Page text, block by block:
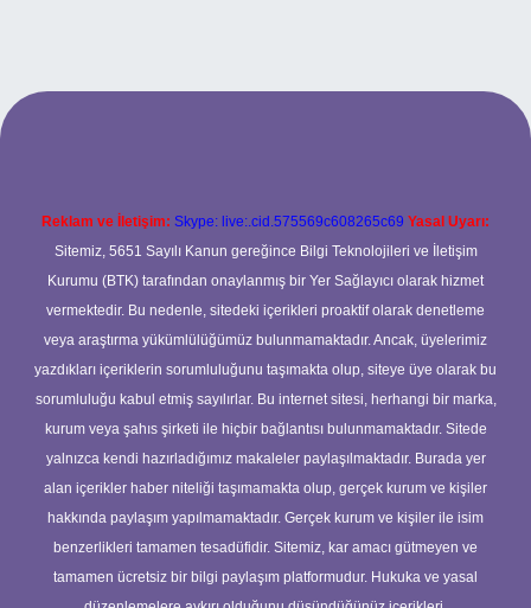
Reklam ve İletişim: Skype: live:.cid.575569c608265c69 Yasal Uyarı:
Sitemiz, 5651 Sayılı Kanun gereğince Bilgi Teknolojileri ve İletişim
Kurumu (BTK) tarafından onaylanmış bir Yer Sağlayıcı olarak hizmet
vermektedir. Bu nedenle, sitedeki içerikleri proaktif olarak denetleme
veya araştırma yükümlülüğümüz bulunmamaktadır. Ancak, üyelerimiz
yazdıkları içeriklerin sorumluluğunu taşımakta olup, siteye üye olarak bu
sorumluluğu kabul etmiş sayılırlar. Bu internet sitesi, herhangi bir marka,
kurum veya şahıs şirketi ile hiçbir bağlantısı bulunmamaktadır. Sitede
yalnızca kendi hazırladığımız makaleler paylaşılmaktadır. Burada yer
alan içerikler haber niteliği taşımamakta olup, gerçek kurum ve kişiler
hakkında paylaşım yapılmamaktadır. Gerçek kurum ve kişiler ile isim
benzerlikleri tamamen tesadüfidir. Sitemiz, kar amacı gütmeyen ve
tamamen ücretsiz bir bilgi paylaşım platformudur. Hukuka ve yasal